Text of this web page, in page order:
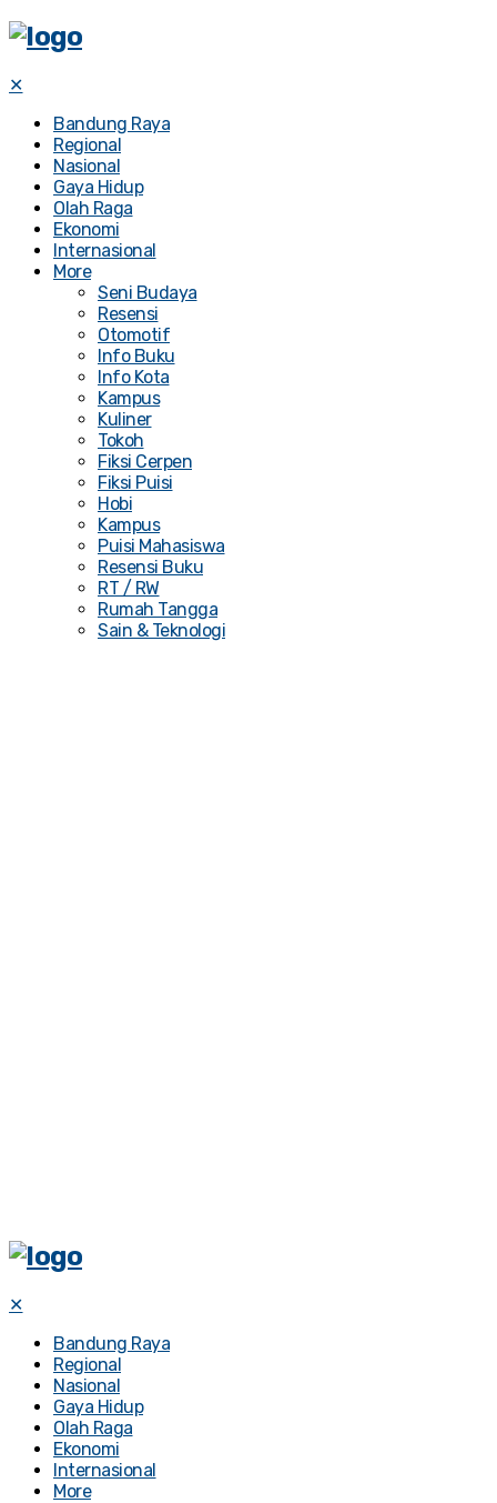
✕
Bandung Raya
Regional
Nasional
Gaya Hidup
Olah Raga
Ekonomi
Internasional
More
Seni Budaya
Resensi
Otomotif
Info Buku
Info Kota
Kampus
Kuliner
Tokoh
Fiksi Cerpen
Fiksi Puisi
Hobi
Kampus
Puisi Mahasiswa
Resensi Buku
RT / RW
Rumah Tangga
Sain & Teknologi
✕
Bandung Raya
Regional
Nasional
Gaya Hidup
Olah Raga
Ekonomi
Internasional
More